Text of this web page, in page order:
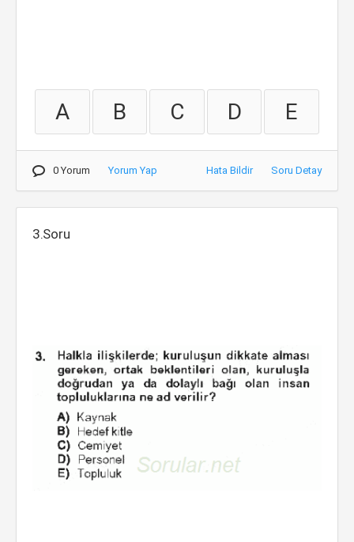
A B C D E
0 Yorum Yorum Yap Hata Bildir Soru Detay
3.Soru